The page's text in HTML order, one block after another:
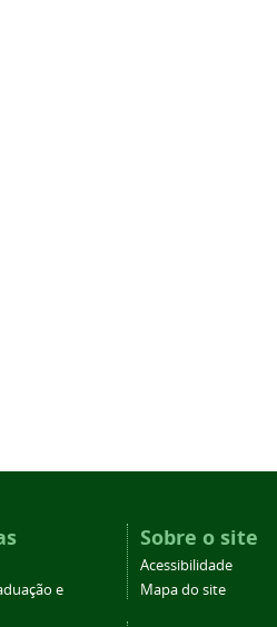
e
Sobre o site
Acessibilidade
Mapa do site